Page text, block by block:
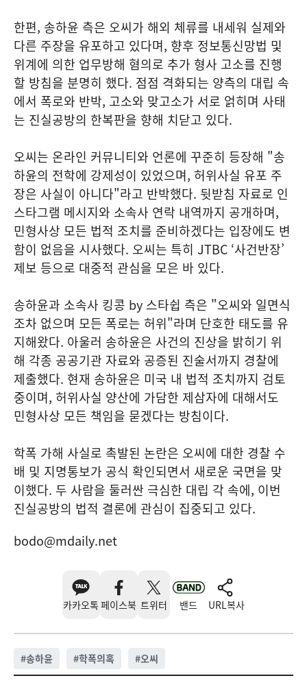
한편, 송하윤 측은 오씨가 해외 체류를 내세워 실제와
다른 주장을 유포하고 있다며, 향후 정보통신망법 및
위계에 의한 업무방해 혐의로 추가 형사 고소를 진행
할 방침을 분명히 했다. 점점 격화되는 양측의 대립 속
에서 폭로와 반박, 고소와 맞고소가 서로 얽히며 사태
는 진실공방의 한복판을 향해 치닫고 있다.
오씨는 온라인 커뮤니티와 언론에 꾸준히 등장해 "송
하윤의 전학에 강제성이 있었으며, 허위사실 유포 주
장은 사실이 아니다"라고 반박했다. 뒷받침 자료로 인
스타그램 메시지와 소속사 연락 내역까지 공개하며,
민형사상 모든 법적 조치를 준비하겠다는 입장에도 변
함이 없음을 시사했다. 오씨는 특히 JTBC ‘사건반장’
제보 등으로 대중적 관심을 모은 바 있다.
송하윤과 소속사 킹콩 by 스타쉽 측은 "오씨와 일면식
조차 없으며 모든 폭로는 허위"라며 단호한 태도를 유
지해왔다. 아울러 송하윤은 사건의 진상을 밝히기 위
해 각종 공공기관 자료와 공증된 진술서까지 경찰에
제출했다. 현재 송하윤은 미국 내 법적 조치까지 검토
중이며, 허위사실 양산에 가담한 제삼자에 대해서도
민형사상 모든 책임을 묻겠다는 방침이다.
학폭 가해 사실로 촉발된 논란은 오씨에 대한 경찰 수
배 및 지명통보가 공식 확인되면서 새로운 국면을 맞
이했다. 두 사람을 둘러싼 극심한 대립 각 속에, 이번
진실공방의 법적 결론에 관심이 집중되고 있다.
bodo@mdaily.net
카카오톡 페이스북 트위터 밴드 URL복사
#송하윤 #학폭의혹 #오씨